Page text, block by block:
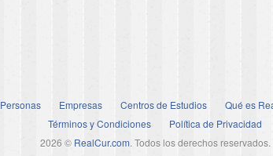
Personas Empresas Centros de Estudios Qué es
Términos y Condiciones
Política de Privacidad
2026 © RealCur.com. Todos los derechos reservados.